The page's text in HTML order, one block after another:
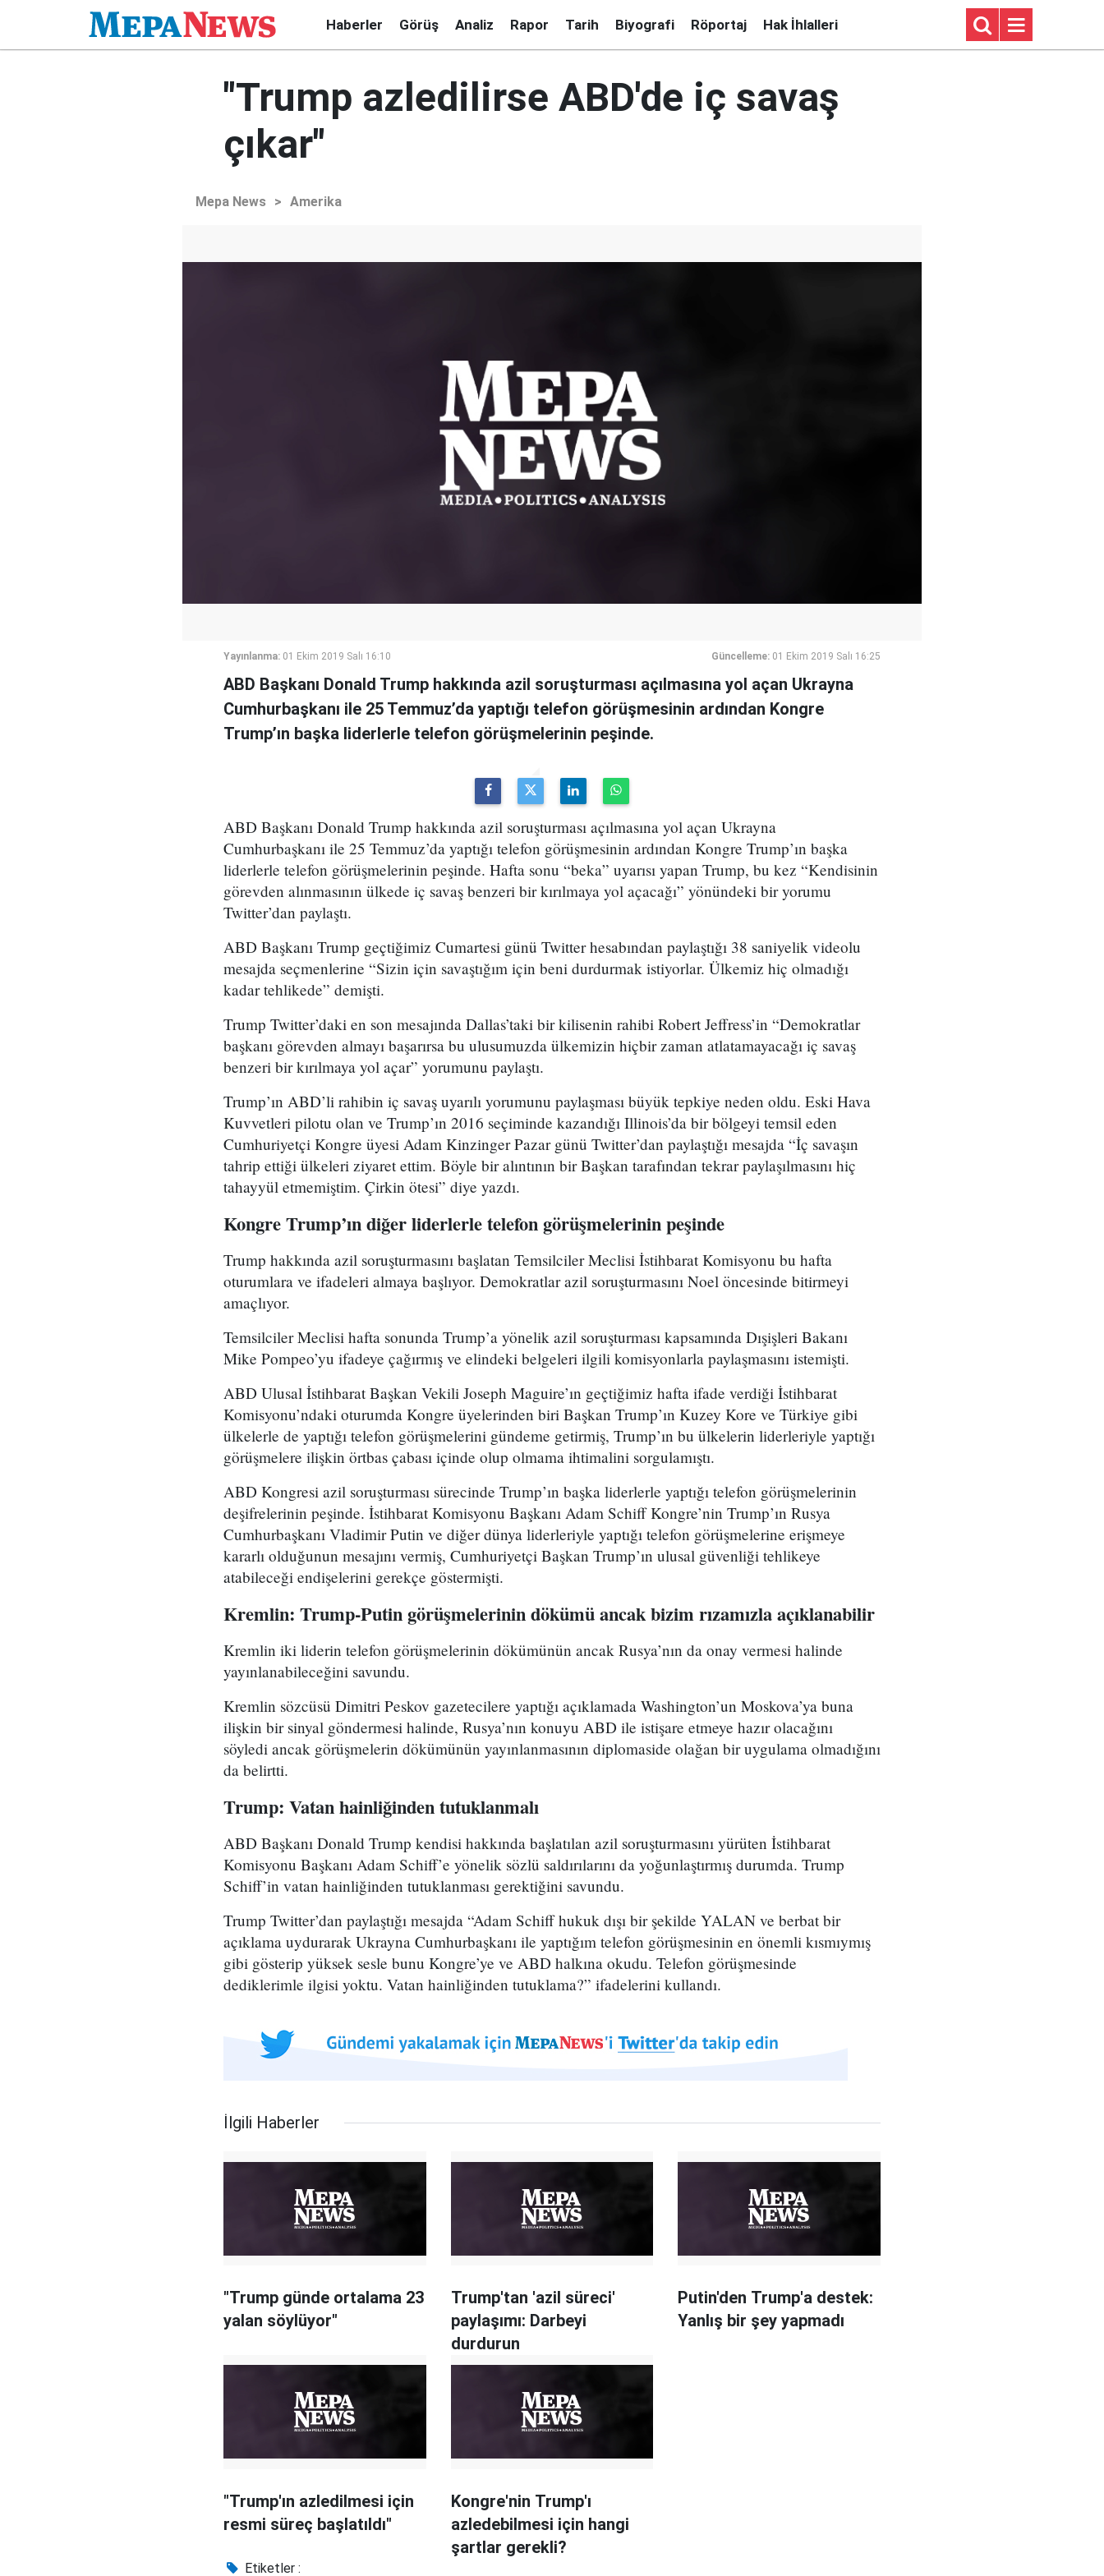
Haberler Görüş Analiz Rapor Tarih Biyografi Röportaj Hak İhlalleri
"Trump azledilirse ABD'de iç savaş
çıkar"
Mepa News > Amerika
Yayınlanma: 01 Ekim 2019 Salı 16:10 Güncelleme: 01 Ekim 2019 Salı 16:25
ABD Başkanı Donald Trump hakkında azil soruşturması açılmasına yol açan Ukrayna
Cumhurbaşkanı ile 25 Temmuz’da yaptığı telefon görüşmesinin ardından Kongre
Trump’ın başka liderlerle telefon görüşmelerinin peşinde.
ABD Başkanı Donald Trump hakkında azil soruşturması açılmasına yol açan Ukrayna
Cumhurbaşkanı ile 25 Temmuz’da yaptığı telefon görüşmesinin ardından Kongre Trump’ın başka
liderlerle telefon görüşmelerinin peşinde. Hafta sonu “beka” uyarısı yapan Trump, bu kez “Kendisinin
görevden alınmasının ülkede iç savaş benzeri bir kırılmaya yol açacağı” yönündeki bir yorumu
Twitter’dan paylaştı.
ABD Başkanı Trump geçtiğimiz Cumartesi günü Twitter hesabından paylaştığı 38 saniyelik videolu
mesajda seçmenlerine “Sizin için savaştığım için beni durdurmak istiyorlar. Ülkemiz hiç olmadığı
kadar tehlikede” demişti.
Trump Twitter’daki en son mesajında Dallas’taki bir kilisenin rahibi Robert Jeffress’in “Demokratlar
başkanı görevden almayı başarırsa bu ulusumuzda ülkemizin hiçbir zaman atlatamayacağı iç savaş
benzeri bir kırılmaya yol açar” yorumunu paylaştı.
Trump’ın ABD’li rahibin iç savaş uyarılı yorumunu paylaşması büyük tepkiye neden oldu. Eski Hava
Kuvvetleri pilotu olan ve Trump’ın 2016 seçiminde kazandığı Illinois’da bir bölgeyi temsil eden
Cumhuriyetçi Kongre üyesi Adam Kinzinger Pazar günü Twitter’dan paylaştığı mesajda “İç savaşın
tahrip ettiği ülkeleri ziyaret ettim. Böyle bir alıntının bir Başkan tarafından tekrar paylaşılmasını hiç
tahayyül etmemiştim. Çirkin ötesi” diye yazdı.
Kongre Trump’ın diğer liderlerle telefon görüşmelerinin peşinde
Trump hakkında azil soruşturmasını başlatan Temsilciler Meclisi İstihbarat Komisyonu bu hafta
oturumlara ve ifadeleri almaya başlıyor. Demokratlar azil soruşturmasını Noel öncesinde bitirmeyi
amaçlıyor.
Temsilciler Meclisi hafta sonunda Trump’a yönelik azil soruşturması kapsamında Dışişleri Bakanı
Mike Pompeo’yu ifadeye çağırmış ve elindeki belgeleri ilgili komisyonlarla paylaşmasını istemişti.
ABD Ulusal İstihbarat Başkan Vekili Joseph Maguire’ın geçtiğimiz hafta ifade verdiği İstihbarat
Komisyonu’ndaki oturumda Kongre üyelerinden biri Başkan Trump’ın Kuzey Kore ve Türkiye gibi
ülkelerle de yaptığı telefon görüşmelerini gündeme getirmiş, Trump’ın bu ülkelerin liderleriyle yaptığı
görüşmelere ilişkin örtbas çabası içinde olup olmama ihtimalini sorgulamıştı.
ABD Kongresi azil soruşturması sürecinde Trump’ın başka liderlerle yaptığı telefon görüşmelerinin
deşifrelerinin peşinde. İstihbarat Komisyonu Başkanı Adam Schiff Kongre’nin Trump’ın Rusya
Cumhurbaşkanı Vladimir Putin ve diğer dünya liderleriyle yaptığı telefon görüşmelerine erişmeye
kararlı olduğunun mesajını vermiş, Cumhuriyetçi Başkan Trump’ın ulusal güvenliği tehlikeye
atabileceği endişelerini gerekçe göstermişti.
Kremlin: Trump-Putin görüşmelerinin dökümü ancak bizim rızamızla açıklanabilir
Kremlin iki liderin telefon görüşmelerinin dökümünün ancak Rusya’nın da onay vermesi halinde
yayınlanabileceğini savundu.
Kremlin sözcüsü Dimitri Peskov gazetecilere yaptığı açıklamada Washington’un Moskova’ya buna
ilişkin bir sinyal göndermesi halinde, Rusya’nın konuyu ABD ile istişare etmeye hazır olacağını
söyledi ancak görüşmelerin dökümünün yayınlanmasının diplomaside olağan bir uygulama olmadığını
da belirtti.
Trump: Vatan hainliğinden tutuklanmalı
ABD Başkanı Donald Trump kendisi hakkında başlatılan azil soruşturmasını yürüten İstihbarat
Komisyonu Başkanı Adam Schiff’e yönelik sözlü saldırılarını da yoğunlaştırmış durumda. Trump
Schiff’in vatan hainliğinden tutuklanması gerektiğini savundu.
Trump Twitter’dan paylaştığı mesajda “Adam Schiff hukuk dışı bir şekilde YALAN ve berbat bir
açıklama uydurarak Ukrayna Cumhurbaşkanı ile yaptığım telefon görüşmesinin en önemli kısmıymış
gibi gösterip yüksek sesle bunu Kongre’ye ve ABD halkına okudu. Telefon görüşmesinde
dediklerimle ilgisi yoktu. Vatan hainliğinden tutuklama?” ifadelerini kullandı.
İlgili Haberler
"Trump günde ortalama 23
yalan söylüyor"
Trump'tan 'azil süreci'
paylaşımı: Darbeyi
durdurun
Putin'den Trump'a destek:
Yanlış bir şey yapmadı
"Trump'ın azledilmesi için
resmi süreç başlatıldı"
Kongre'nin Trump'ı
azledebilmesi için hangi
şartlar gerekli?
Etiketler :